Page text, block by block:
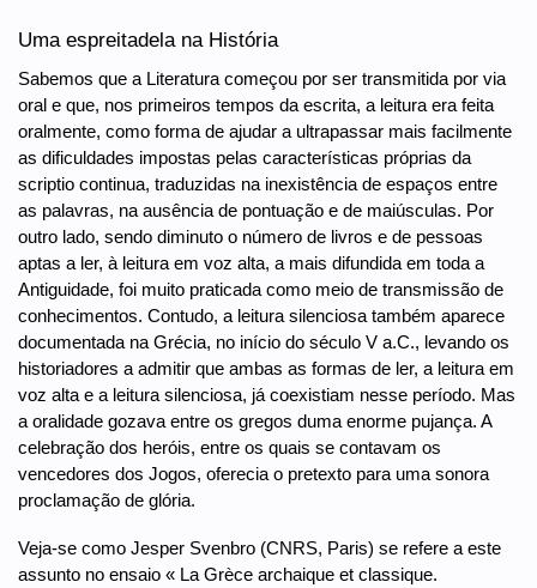
Uma espreitadela na História
Sabemos que a Literatura começou por ser transmitida por via
oral e que, nos primeiros tempos da escrita, a leitura era feita
oralmente, como forma de ajudar a ultrapassar mais facilmente
as dificuldades impostas pelas características próprias da
scriptio continua, traduzidas na inexistência de espaços entre
as palavras, na ausência de pontuação e de maiúsculas. Por
outro lado, sendo diminuto o número de livros e de pessoas
aptas a ler, à leitura em voz alta, a mais difundida em toda a
Antiguidade, foi muito praticada como meio de transmissão de
conhecimentos. Contudo, a leitura silenciosa também aparece
documentada na Grécia, no início do século V a.C., levando os
historiadores a admitir que ambas as formas de ler, a leitura em
voz alta e a leitura silenciosa, já coexistiam nesse período. Mas
a oralidade gozava entre os gregos duma enorme pujança. A
celebração dos heróis, entre os quais se contavam os
vencedores dos Jogos, oferecia o pretexto para uma sonora
proclamação de glória.
Veja-se como Jesper Svenbro (CNRS, Paris) se refere a este
assunto no ensaio « La Grèce archaique et classique.